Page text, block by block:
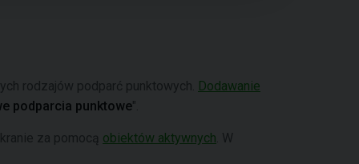
rodzajów podparć punktowych. Dodawanie
podparcia punktowe".
za pomocą obiektów aktywnych . W